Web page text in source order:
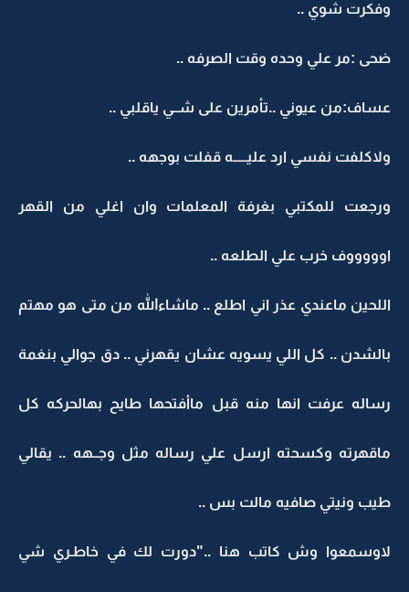
وفكرت شوي ..
ضحى :مر علي وحده وقت الصرفه ..
عساف:من عيوني ..تأمرين على شــي ياقلبي ..
ولاكلفت نفسي ارد عليـــــه قفلت بوجهه ..
ورجعت للمكتبي بغرفة المعلمات وان اغلي من القهر
اوووووف خرب علي الطلعه ..
اللحين ماعندي عذر اني اطلع .. ماشاءالله من متى هو مهتم
بالشدن .. كل اللي يسويه عشان يقهرني .. دق جوالي بنغمة
رساله عرفت انها منه قبل ماأفتحها طايح بهالحركه كل
ماقهرته وكسحته ارسل علي رساله مثل وجــهه .. يقالي
طيب ونيتي صافيه مالت بس ..
لاوسمعوا وش كاتب هنا .."دورت لك في خاطـري شي